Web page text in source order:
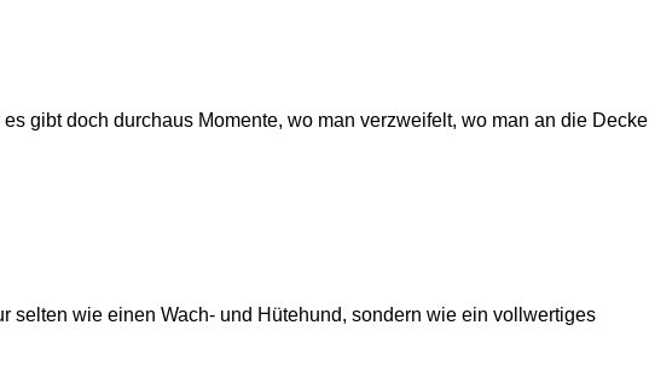
gibt doch durchaus Momente, wo man verzweifelt, wo man an die Decke
selten wie einen Wach- und Hütehund, sondern wie ein vollwertiges